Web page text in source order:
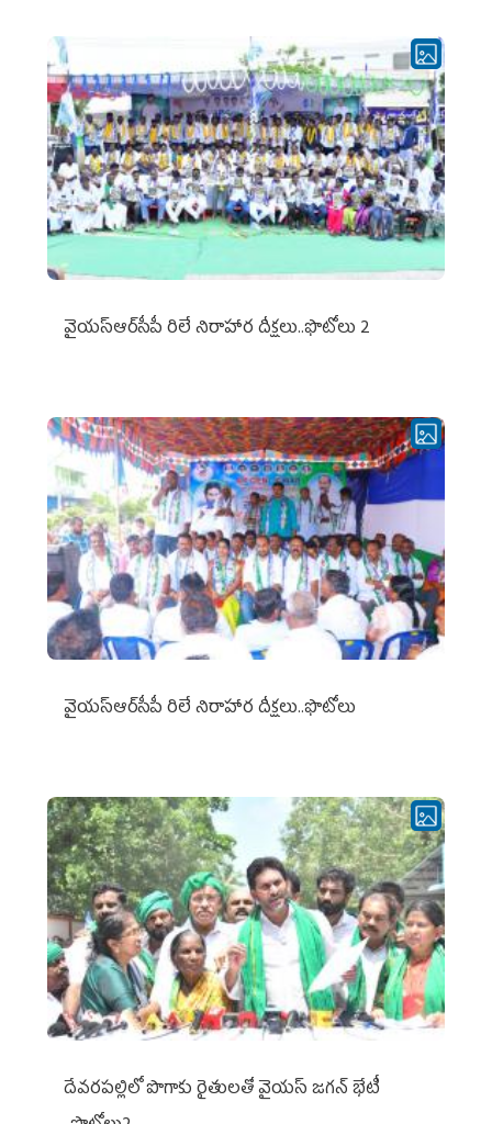
వైయ‌స్ఆర్‌సీపీ రిలే నిరాహార దీక్షలు..ఫొటోలు 2
వైయ‌స్ఆర్‌సీపీ రిలే నిరాహార దీక్షలు..ఫొటోలు
దేవరపల్లిలో పొగాకు రైతులతో వైయస్ జగన్ భేటీ